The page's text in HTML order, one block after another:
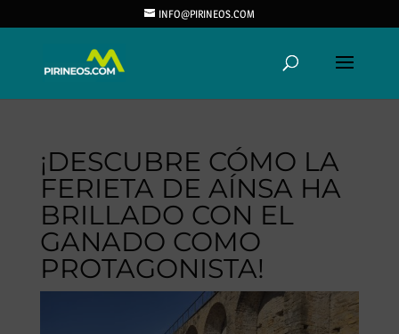
INFO@PIRINEOS.COM
¡DESCUBRE CÓMO LA
FERIETA DE AÍNSA HA
BRILLADO CON EL
GANADO COMO
PROTAGONISTA!